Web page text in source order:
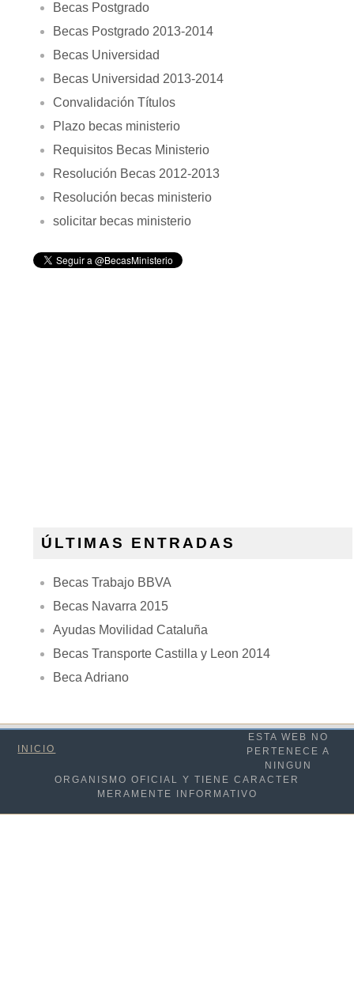
Becas Postgrado
Becas Postgrado 2013-2014
Becas Universidad
Becas Universidad 2013-2014
Convalidación Títulos
Plazo becas ministerio
Requisitos Becas Ministerio
Resolución Becas 2012-2013
Resolución becas ministerio
solicitar becas ministerio
ÚLTIMAS ENTRADAS
Becas Trabajo BBVA
Becas Navarra 2015
Ayudas Movilidad Cataluña
Becas Transporte Castilla y Leon 2014
Beca Adriano
INICIO
ESTA WEB NO
PERTENECE A
NINGUN
ORGANISMO OFICIAL Y TIENE CARACTER
MERAMENTE INFORMATIVO